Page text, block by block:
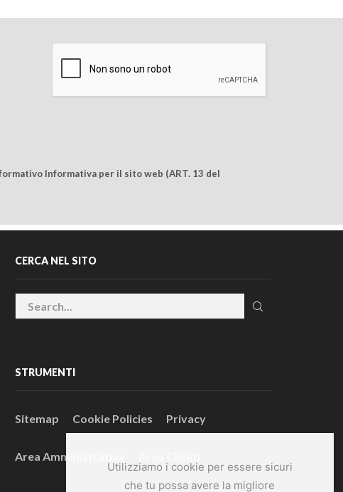
Utilizziamo i cookie per essere sicuri
che tu possa avere la migliore
Informativa per il sito web (ART. 13 del
CERCA NEL SITO
STRUMENTI
Sitemap Cookie Policies Privacy
Area Amministrativa